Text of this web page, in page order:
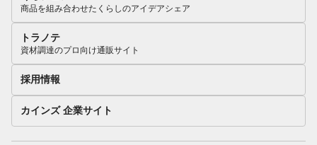
商品を組み合わせたくらしのアイデアシェア
トラノテ
資材調達のプロ向け通販サイト
採用情報
カインズ 企業サイト